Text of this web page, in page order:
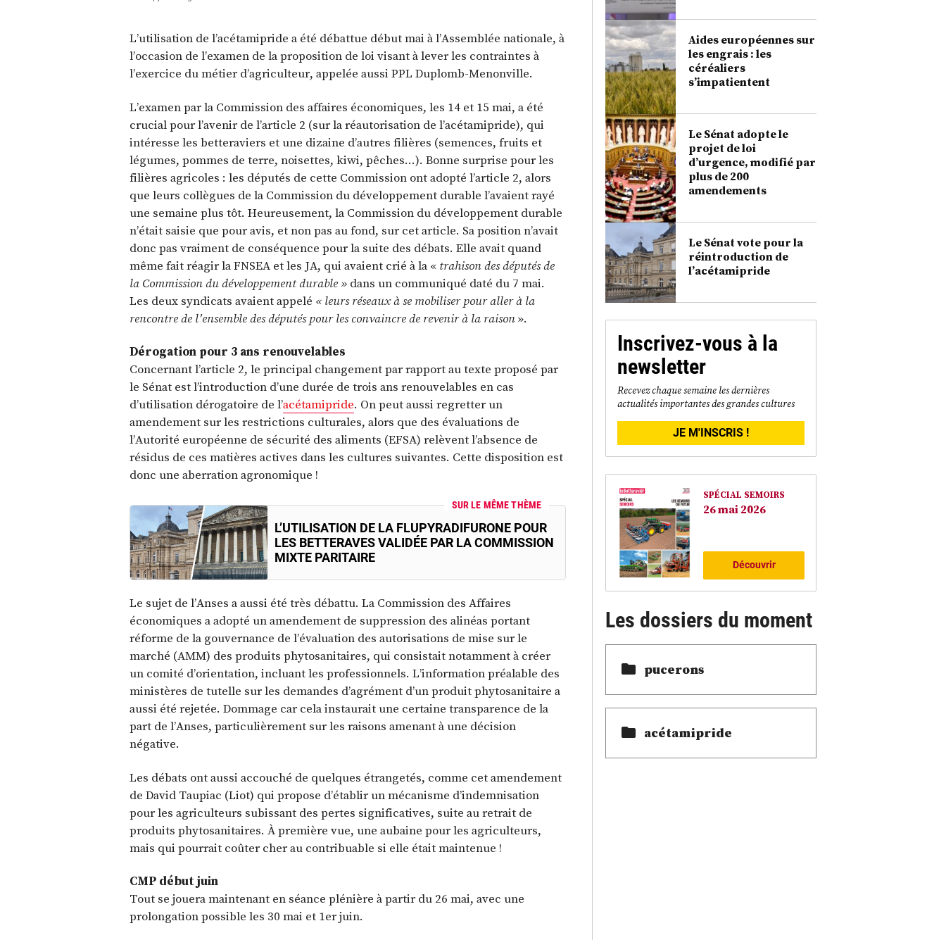
L’utilisation de l’acétamipride a été débattue début mai à l’Assemblée nationale, à
l’occasion de l’examen de la proposition de loi visant à lever les contraintes à
l’exercice du métier d’agriculteur, appelée aussi PPL Duplomb-Menonville.
L’examen par la Commission des affaires économiques, les 14 et 15 mai, a été
crucial pour l’avenir de l’article 2 (sur la réautorisation de l’acétamipride), qui
intéresse les betteraviers et une dizaine d’autres filières (semences, fruits et
légumes, pommes de terre, noisettes, kiwi, pêches…). Bonne surprise pour les
filières agricoles : les députés de cette Commission ont adopté l’article 2, alors
que leurs collègues de la Commission du développement durable l’avaient rayé
une semaine plus tôt. Heureusement, la Commission du développement durable
n’était saisie que pour avis, et non pas au fond, sur cet article. Sa position n’avait
donc pas vraiment de conséquence pour la suite des débats. Elle avait quand
même fait réagir la FNSEA et les JA, qui avaient crié à la « trahison des députés de
la Commission du développement durable » dans un communiqué daté du 7 mai.
Les deux syndicats avaient appelé « leurs réseaux à se mobiliser pour aller à la
rencontre de l’ensemble des députés pour les convaincre de revenir à la raison».
Dérogation pour 3 ans renouvelables
Concernant l’article 2, le principal changement par rapport au texte proposé par
le Sénat est l’introduction d’une durée de trois ans renouvelables en cas
d’utilisation dérogatoire de l’acétamipride. On peut aussi regretter un
amendement sur les restrictions culturales, alors que des évaluations de
l’Autorité européenne de sécurité des aliments (EFSA) relèvent l’absence de
résidus de ces matières actives dans les cultures suivantes. Cette disposition est
donc une aberration agronomique !
SUR LE MÊME THÈME
L’UTILISATION DE LA FLUPYRADIFURONE POUR
LES BETTERAVES VALIDÉE PAR LA COMMISSION
MIXTE PARITAIRE
Le sujet de l’Anses a aussi été très débattu. La Commission des Affaires
économiques a adopté un amendement de suppression des alinéas portant
réforme de la gouvernance de l’évaluation des autorisations de mise sur le
marché (AMM) des produits phytosanitaires, qui consistait notamment à créer
un comité d’orientation, incluant les professionnels. L’information préalable des
ministères de tutelle sur les demandes d’agrément d’un produit phytosanitaire a
aussi été rejetée. Dommage car cela instaurait une certaine transparence de la
part de l’Anses, particulièrement sur les raisons amenant à une décision
négative.
Les débats ont aussi accouché de quelques étrangetés, comme cet amendement
de David Taupiac (Liot) qui propose d’établir un mécanisme d’indemnisation
pour les agriculteurs subissant des pertes significatives, suite au retrait de
produits phytosanitaires. À première vue, une aubaine pour les agriculteurs,
mais qui pourrait coûter cher au contribuable si elle était maintenue !
CMP début juin
Tout se jouera maintenant en séance plénière à partir du 26 mai, avec une
prolongation possible les 30 mai et 1er juin.
Aides européennes sur
les engrais : les
céréaliers
s’impatientent
Le Sénat adopte le
projet de loi
d’urgence, modifié par
plus de 200
amendements
Le Sénat vote pour la
réintroduction de
l’acétamipride
Inscrivez-vous à la
newsletter
Recevez chaque semaine les dernières
actualités importantes des grandes cultures
JE M'INSCRIS !
SPÉCIAL SEMOIRS
26 mai 2026
Découvrir
Les dossiers du moment
pucerons
acétamipride